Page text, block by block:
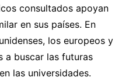
consultados apoyan
en sus países. En
los europeos y
a buscar las futuras
las universidades.